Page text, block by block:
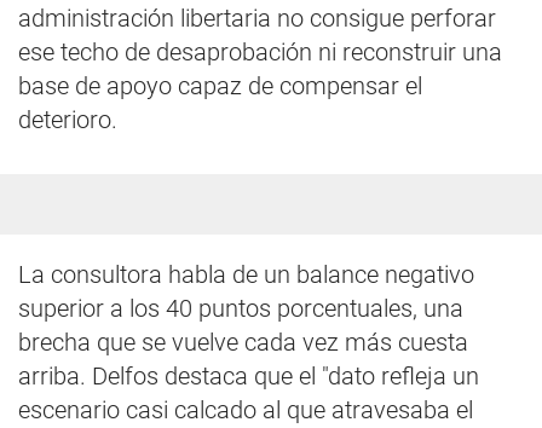
administración libertaria no consigue perforar
ese techo de desaprobación ni reconstruir una
base de apoyo capaz de compensar el
deterioro.
La consultora habla de un balance negativo
superior a los 40 puntos porcentuales, una
brecha que se vuelve cada vez más cuesta
arriba. Delfos destaca que el "dato refleja un
escenario casi calcado al que atravesaba el